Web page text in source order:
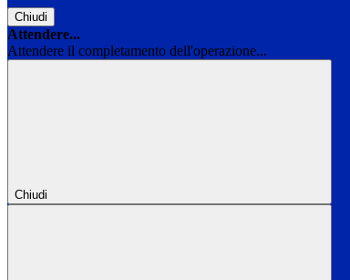
Chiudi
Attendere...
Attendere il completamento dell'operazione...
Chiudi